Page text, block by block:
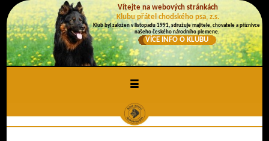
Vítejte na webových stránkách
Klubu přátel chodského psa, z.s.
Klub byl založen v listopadu 1991, sdružuje majitele, chovatele a příznivce
našeho českého národního plemene.
VÍCE INFO O KLUBU
≡